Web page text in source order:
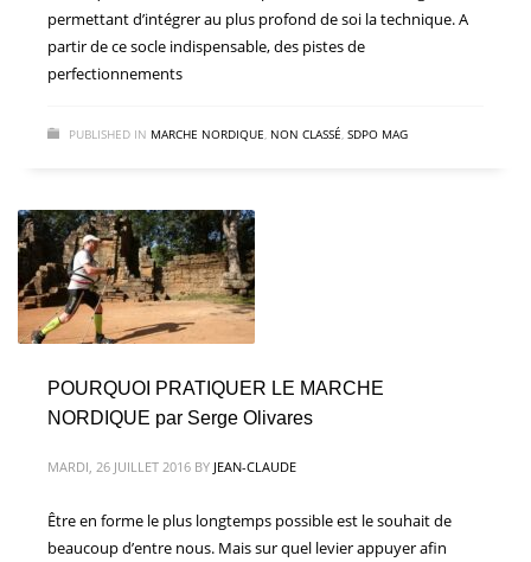
permettant d’intégrer au plus profond de soi la technique. A
partir de ce socle indispensable, des pistes de
perfectionnements
PUBLISHED IN MARCHE NORDIQUE, NON CLASSÉ, SDPO MAG
POURQUOI PRATIQUER LE MARCHE
NORDIQUE par Serge Olivares
MARDI, 26 JUILLET 2016 BY JEAN-CLAUDE
Être en forme le plus longtemps possible est le souhait de
beaucoup d’entre nous. Mais sur quel levier appuyer afin